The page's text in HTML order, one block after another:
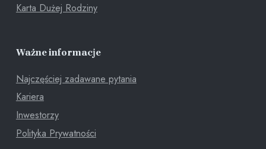
Karta Dużej Rodziny
Ważne informacje
Najczęściej zadawane pytania
Kariera
Inwestorzy
Polityka Prywatności